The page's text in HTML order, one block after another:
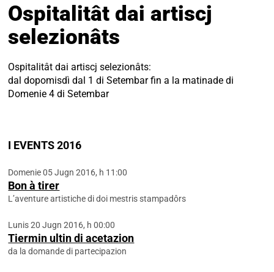
Ospitalitât dai artiscj
selezionâts
Ospitalitât dai artiscj selezionâts:
dal dopomisdì dal 1 di Setembar fin a la matinade di
Domenie 4 di Setembar
I EVENTS 2016
Domenie 05 Jugn 2016, h 11:00
Bon à tirer
L’aventure artistiche di doi mestris stampadôrs
Lunis 20 Jugn 2016, h 00:00
Tiermin ultin di acetazion
da la domande di partecipazion